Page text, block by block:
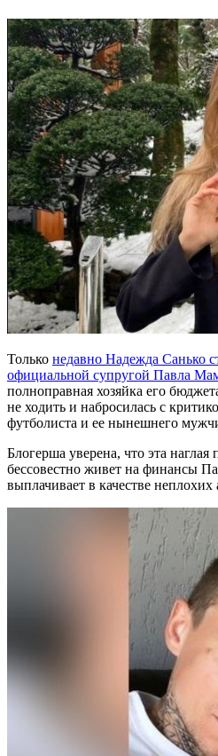
Только недавно Надежда Санько
официальной супругой Павла
полноправная хозяйка его
не ходить и набросилась с
футболиста и ее нынешнего
Блогерша уверена, что эта наглая
бессовестно живет на финансы
выплачивает в качестве неплохих